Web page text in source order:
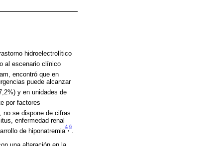
hidroelectrolítico
al escenario clínico
encontró que en
puede alcanzar
y en unidades de
por factores
no se dispone de cifras
enfermedad renal
de hiponatremia
4 6